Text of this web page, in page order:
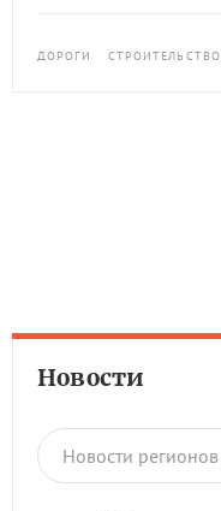
ДОРОГИ СТРОИТЕЛЬСТВО
Новости
Новости регионов